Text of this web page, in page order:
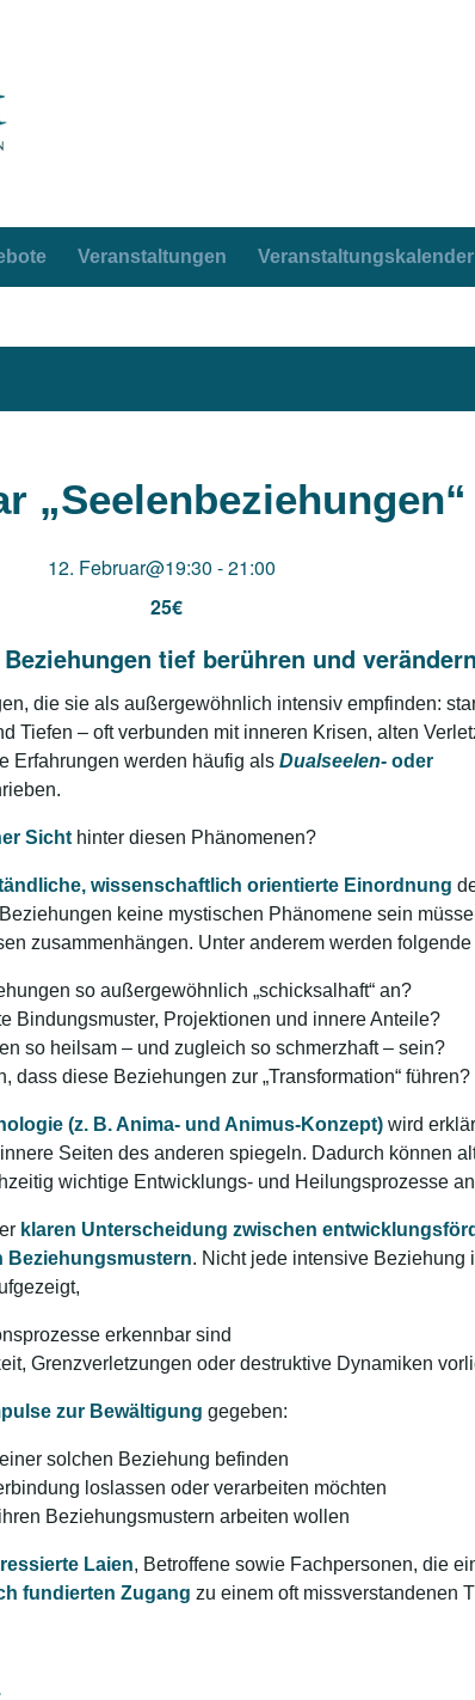
Veranstaltungskalender
Veranstaltungen
„Seelenbeziehungen“
12. Februar@19:30 -21:00
25€
tief berühren und verändern
die sie als außergewöhnlich intensiv empfinden:
Tiefen – oft verbunden mit inneren Krisen, alten
Erfahrungen werden häufig als Dualseelen- oder
Sicht hinter diesen Phänomenen?
wissenschaftlich orientierte Einordnung
keine mystischen Phänomene sein
zusammenhängen. Unter anderem werden
so außergewöhnlich „schicksalhaft“ an?
Bindungsmuster, Projektionen und innere Anteile?
so heilsam – und zugleich so schmerzhaft – sein?
dass diese Beziehungen zur „Transformation“
(z. B. Anima- und Animus-Konzept) wird
Seiten des anderen spiegeln. Dadurch können
wichtige Entwicklungs- und Heilungsprozesse
klaren Unterscheidung zwischen
Beziehungsmustern. Nicht jede intensive Beziehung
erkennbar sind
Grenzverletzungen oder destruktive Dynamiken
zur Bewältigung gegeben:
solchen Beziehung befinden
loslassen oder verarbeiten möchten
Beziehungsmustern arbeiten wollen
Laien, Betroffene sowie Fachpersonen, die
fundierten Zugang zu einem oft missverstandenen